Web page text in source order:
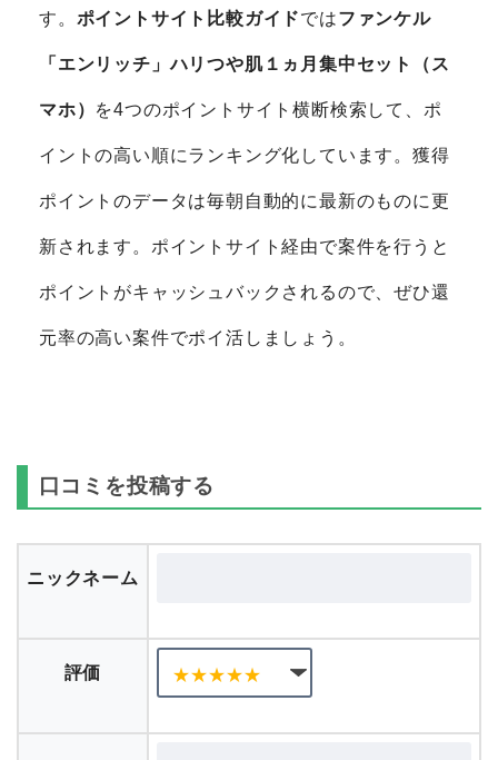
す。 ポイントサイト比較ガイドではファンケル
「エンリッチ」ハリつや肌１ヵ月集中セット（ス
マホ） を4つのポイントサイト横断検索して、ポ
イントの高い順にランキング化しています。獲得
ポイントのデータは毎朝自動的に最新のものに更
新されます。ポイントサイト経由で案件を行うと
ポイントがキャッシュバックされるので、ぜひ還
元率の高い案件でポイ活しましょう。
口コミを投稿する
ニックネーム
評価